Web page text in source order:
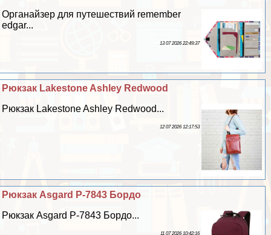
Органайзер для путешествий remember
edgar...
13 07 2026 22:49:37
Рюкзак Lakestone Ashley Redwood
Рюкзак Lakestone Ashley Redwood...
12 07 2026 12:17:53
Рюкзак Asgard Р-7843 Бордо
Рюкзак Asgard Р-7843 Бордо...
11 07 2026 10:42:16